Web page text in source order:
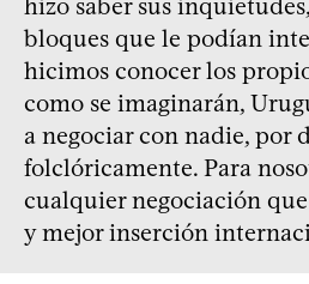
bloques que le podían
hicimos conocer los
como se imaginarán,
a negociar con nadie, por
folclóricamente. Para
cualquier negociación
y mejor inserción